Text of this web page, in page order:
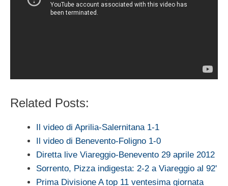
Related Posts:
Il video di Aprilia-Salernitana 1-1
Il video di Benevento-Foligno 1-0
Diretta live Viareggio-Benevento 29 aprile 2012
Sorrento, Pizza indigesta: 2-2 a Viareggio al 92'
Prima Divisione A top 11 ventesima giornata